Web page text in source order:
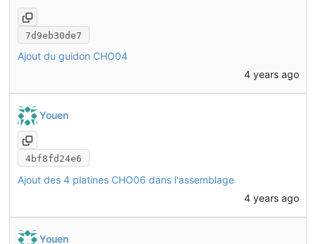
7d9eb30de7
Ajout du guidon CHO04
4 years ago
Youen
4bf8fd24e6
Ajout des 4 platines CHO06 dans l'assemblage
4 years ago
Youen